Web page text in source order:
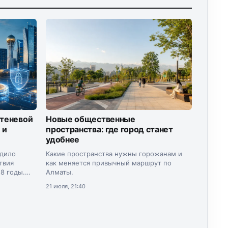
годы.
Новые общественные
пространства: где город станет
удобнее
Какие пространства нужны горожанам и
как меняется привычный маршрут по
Алматы.
21 июля, 21:40